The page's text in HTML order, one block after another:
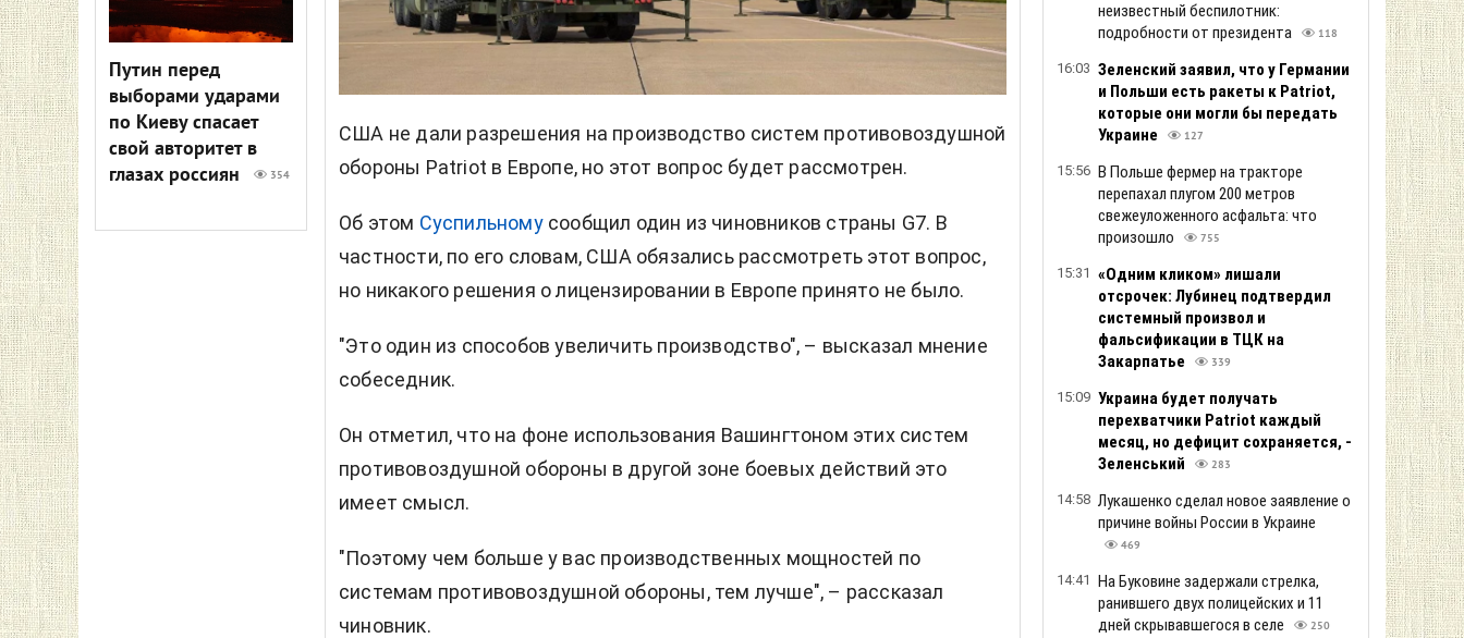
Путин перед
выборами ударами
по Киеву спасает
свой авторитет в
глазах россиян
354
США не дали разрешения на производство систем противовоздушной
обороны Patriot в Европе, но этот вопрос будет рассмотрен.
Об этом Суспильномусообщил один из чиновников страны G7. В
частности, по его словам, США обязались рассмотреть этот вопрос,
но никакого решения о лицензировании в Европе принято не было.
"Это один из способов увеличить производство", – высказал мнение
собеседник.
Он отметил, что на фоне использования Вашингтоном этих систем
противовоздушной обороны в другой зоне боевых действий это
имеет смысл.
"Поэтому чем больше у вас производственных мощностей по
системам противовоздушной обороны, тем лучше", – рассказал
чиновник.
неизвестный беспилотник:
подробности от президента
118
16:03 Зеленский заяв ил, что у Германии
и Польши есть ракеты к Patriot,
которые они могли бы передать
Украине
127
15:56 В Польше фермер на тракторе
перепахал плугом 200 метров
свежеуложенного асфальта: что
произошло
755
15:31 «Одним кликом» лишали
отсрочек: Лубинец подтвердил
системный произвол и
фальсификации в ТЦК на
Закарпатье
339
15:09 Украина будет получать
перехватчики Patriot каждый
месяц, но дефицит сохраняется, -
Зеленський
283
14:58 Лукашенко сделал новое заявление о
причине войны России в Украине
469
14:41 На Буковине задержали стрелка,
ранившего двух полицейских и 11
дней скрывавшегося в селе
250